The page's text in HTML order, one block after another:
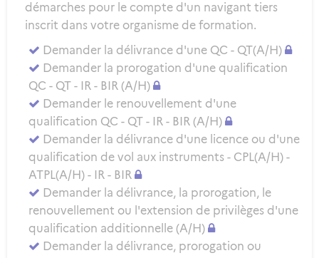
démarches pour le compte d'un navigant tiers
inscrit dans votre organisme de formation.
Demander la délivrance d'une QC - QT(A/H)
Demander la prorogation d'une qualification
QC - QT - IR - BIR (A/H)
Demander le renouvellement d'une
qualification QC - QT - IR - BIR (A/H)
Demander la délivrance d'une licence ou d'une
qualification de vol aux instruments - CPL(A/H) -
ATPL(A/H) - IR - BIR
Demander la délivrance, la prorogation, le
renouvellement ou l'extension de privilèges d'une
qualification additionnelle (A/H)
Demander la délivrance, prorogation ou